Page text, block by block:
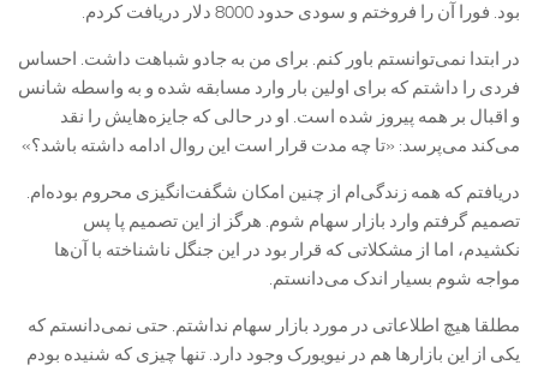
بود. فورا آن را فروختم و سودی حدود 8000 دلار دریافت کردم.
در ابتدا نمی‌توانستم باور کنم. برای من به جادو شباهت داشت. احساس
فردی را داشتم که برای اولین بار وارد مسابقه شده و به واسطه شانس
و اقبال بر همه پیروز شده است. او در حالی که جایزه‌هایش را نقد
می‌کند می‌پرسد: «تا چه مدت قرار است این روال ادامه داشته باشد؟»
دریافتم که همه زندگی‌ام از چنین امکان شگفت‌انگیزی محروم بوده‌ام.
تصمیم گرفتم وارد بازار سهام شوم. هرگز از این تصمیم پا پس
نکشیدم، اما از مشکلاتی که قرار بود در این جنگل ناشناخته با آن‌ها
مواجه شوم بسیار اندک می‌دانستم.
مطلقا هیچ اطلاعاتی در مورد بازار سهام نداشتم. حتی نمی‌دانستم که
یکی از این بازارها هم در نیویورک وجود دارد. تنها چیزی که شنیده بودم